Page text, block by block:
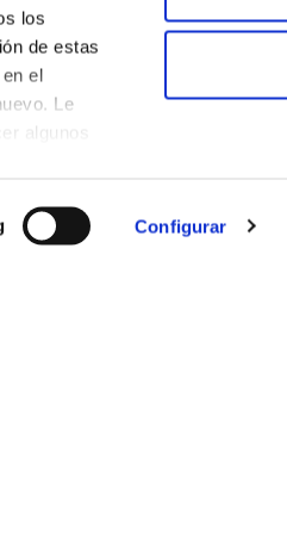
los
de estas
el
Le
algunos
Configurar